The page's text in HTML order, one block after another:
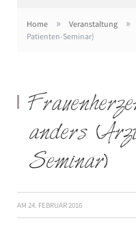
Home » Veranstaltung »
Patienten-Seminar)
anders
Seminar)
AM 24. FEBRUAR 2016